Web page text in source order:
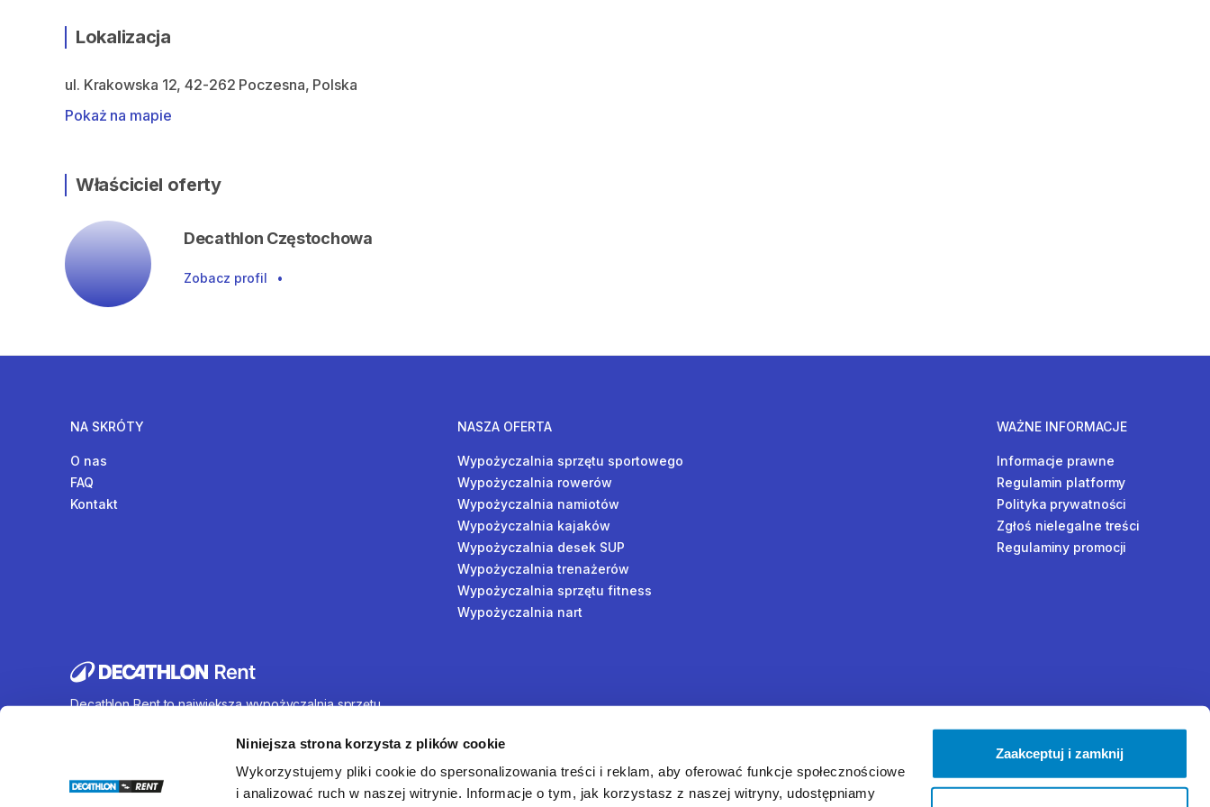
Niniejsza strona korzysta z plików cookie
Wykorzystujemy pliki cookie do spersonalizowania treści i reklam, aby oferować funkcje społecznościowe
i analizować ruch w naszej witrynie. Informacje o tym, jak korzystasz z naszej witryny, udostępniamy
Zaakceptuj i zamknij
Lokalizacja
ul. Krakowska 12, 42-262 Poczesna, Polska
Pokaż na mapie
Właściciel oferty
Decathlon Częstochowa
Zobacz profil •
NA SKRÓTY
O nas
FAQ
Kontakt
NASZA OFERTA
Wypożyczalnia sprzętu sportowego
Wypożyczalnia rowerów
Wypożyczalnia namiotów
Wypożyczalnia kajaków
Wypożyczalnia desek SUP
Wypożyczalnia trenażerów
Wypożyczalnia sprzętu fitness
Wypożyczalnia nart
WAŻNE INFORMACJE
Informacje prawne
Regulamin platformy
Polityka prywatności
Zgłoś nielegalne treści
Regulaminy promocji
Decathlon Rent to największa wypożyczalnia sprzętu
wynajem rowerów, sprzętu turystycznego, sprzętu do